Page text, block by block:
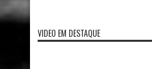
VIDEO EM DESTAQUE